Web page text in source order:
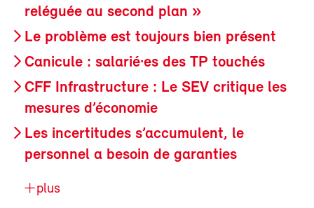
reléguée au second plan »
Le problème est toujours bien présent
Canicule : salarié·es des TP touchés
CFF Infrastructure : Le SEV critique les
mesures d’économie
Les incertitudes s’accumulent, le
personnel a besoin de garanties
plus